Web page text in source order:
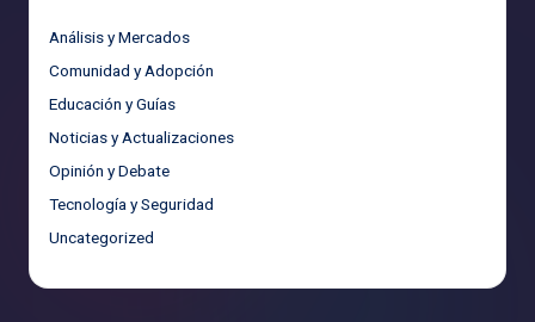
Análisis y Mercados
Comunidad y Adopción
Educación y Guías
Noticias y Actualizaciones
Opinión y Debate
Tecnología y Seguridad
Uncategorized